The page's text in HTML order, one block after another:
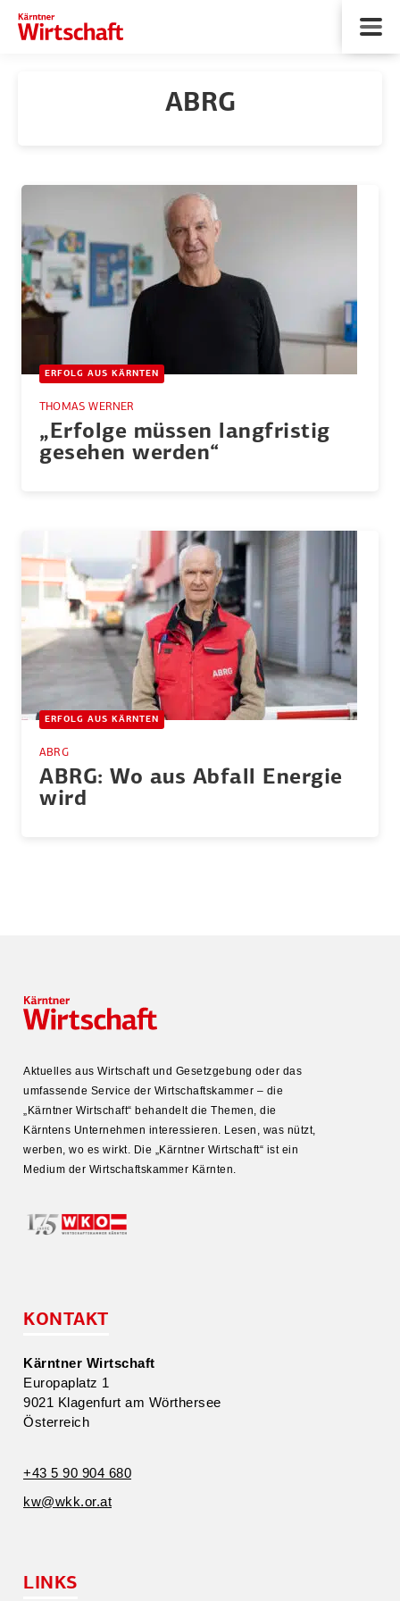
ABRG
ERFOLG AUS KÄRNTEN
THOMAS WERNER
„Erfolge müssen langfristig
gesehen werden“
ERFOLG AUS KÄRNTEN
ABRG
ABRG: Wo aus Abfall Energie
wird
Aktuelles aus Wirtschaft und Gesetz­gebung oder das
umfas­sende Service der Wirtschafts­kammer – die
„Kärntner Wirtschaft“ behandelt die Themen, die
Kärntens Unter­nehmen inter­es­sieren. Lesen, was nützt,
werben, wo es wirkt. Die „Kärntner Wirtschaft“ ist ein
Medium der Wirtschafts­kammer Kärnten.
KONTAKT
Kärntner Wirtschaft
Europa­platz 1
9021 Klagenfurt am Wörthersee
Öster­reich
+43 5 90 904 680
kw@​wkk.​or.​at
LINKS